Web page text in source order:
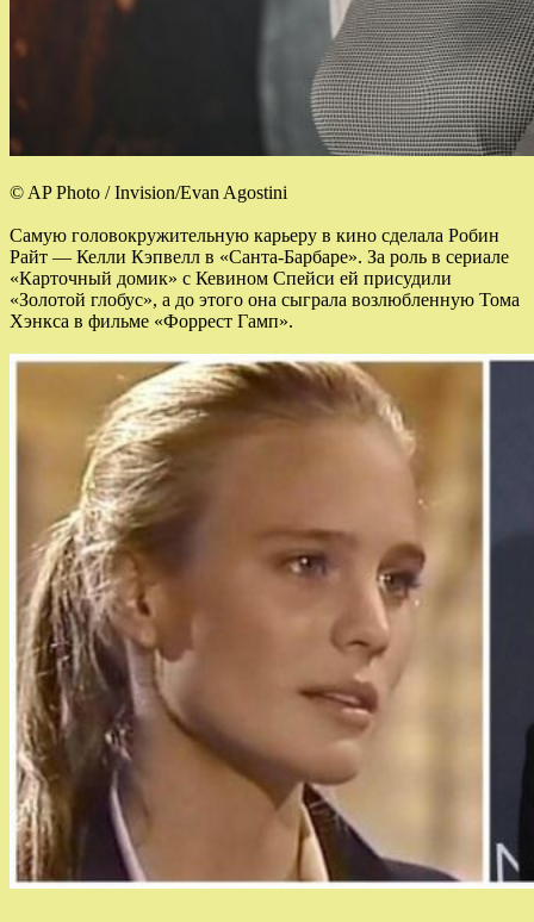
© AP Photo / Invision/Evan Agostini
Самую головокружительную карьеру в кино сделала Робин
Райт — Келли Кэпвелл в «Санта-Барбаре». За роль в сериале
«Карточный домик» с Кевином Спейси ей присудили
«Золотой глобус», а до этого она сыграла возлюбленную Тома
Хэнкса в фильме «Форрест Гамп».